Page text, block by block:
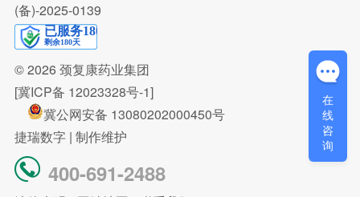
(备)-2025-0139
© 2026颈复康药业集团
[冀ICP备 12023328号-1]
冀公网安备 13080202000450号
捷瑞数字| 制作维护
400-691-2488
在
线
咨
询